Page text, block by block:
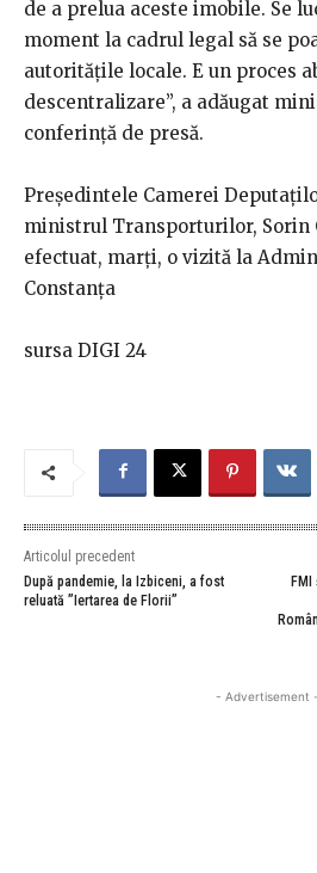
de a prelua aceste imobile. Se
moment la cadrul legal să se
autorităţile locale. E un proces
descentralizare”, a adăugat
conferinţă de presă.
Preşedintele Camerei
ministrul Transporturilor, Sorin
efectuat, marţi, o vizită la
Constanţa
sursa DIGI 24
Articolul precedent
După pandemie, la Izbiceni, a fost
reluată ”Iertarea de Florii”
FMI
- Advertisement -